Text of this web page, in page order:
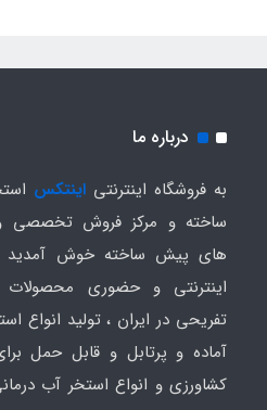
درباره ما
به فروشگاه اینترنتی اینتکس
ساخته و مرکز فروش تخصصی
های پیش ساخته خوش
اینترنتی و حضوری
تفریحی در ایران ، تولید انواع
آماده و پرتابل و قابل حمل
کشاورزی و انواع استخر آب